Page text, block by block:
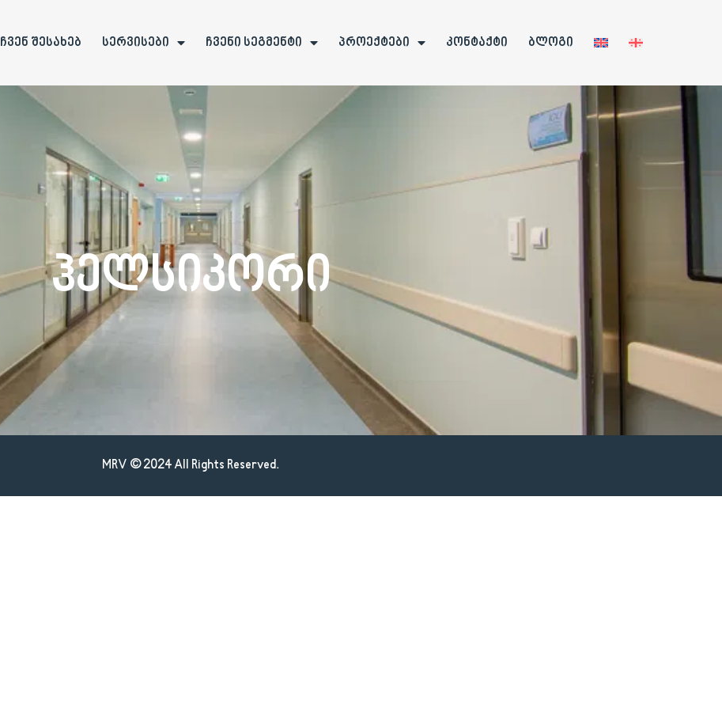
ჩვენ შესახებ სერვისები ჩვენი სეგმენტი პროექტები კონტაქტი ბლოგი
Ჰელსიკორი
MRV © 2024 All Rights Reserved.